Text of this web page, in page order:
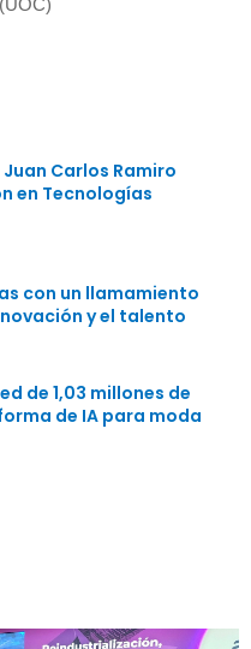
Carlos Ramiro
en Tecnologías
con un llamamiento
y el talento
de 1,03 millones de
de IA para moda